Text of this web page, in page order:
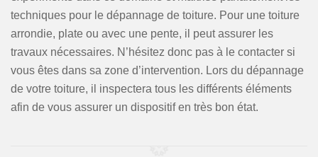
techniques pour le dépannage de toiture. Pour une toiture
arrondie, plate ou avec une pente, il peut assurer les
travaux nécessaires. N’hésitez donc pas à le contacter si
vous êtes dans sa zone d’intervention. Lors du dépannage
de votre toiture, il inspectera tous les différents éléments
afin de vous assurer un dispositif en très bon état.